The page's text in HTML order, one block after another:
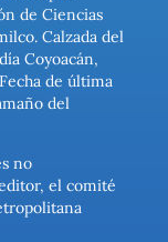
de Ciencias
Calzada del
Coyoacán,
de última
del
no
el comité